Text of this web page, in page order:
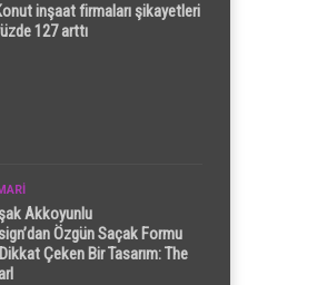
inşaat firmaları şikayetleri
127 arttı
Akkoyunlu
Özgün Saçak Formu
Çeken Bir Tasarım: The